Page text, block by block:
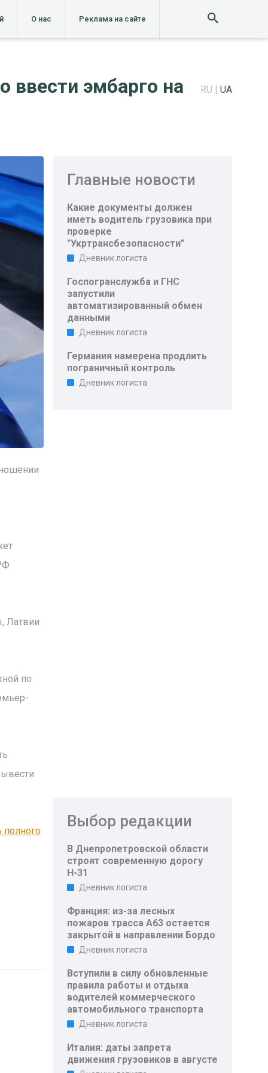
О нас Реклама на сайте
ввести эмбарго на
RU UA
Латвии
по
Главные новости
Какие документы должен
иметь водитель грузовика при
проверке
"Укртрансбезопасности"
Дневник логиста
Госпогранслужба и ГНС
запустили
автоматизированный обмен
данными
Дневник логиста
Германия намерена продлить
пограничный контроль
Дневник логиста
Выбор редакции
В Днепропетровской области
строят современную дорогу
Н-31
Дневник логиста
Франция: из-за лесных
пожаров трасса A63 остается
закрытой в направлении Бордо
Дневник логиста
Вступили в силу обновленные
правила работы и отдыха
водителей коммерческого
автомобильного транспорта
Дневник логиста
Италия: даты запрета
движения грузовиков в августе